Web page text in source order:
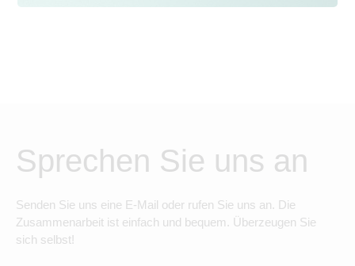
Sprechen Sie uns an
Senden Sie uns eine E-Mail oder rufen Sie uns an. Die
Zusammenarbeit ist einfach und bequem. Überzeugen Sie
sich selbst!